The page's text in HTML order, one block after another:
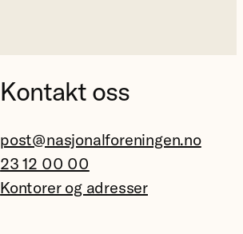
Kontakt oss
post@nasjonalforeningen.no
23 12 00 00
Kontorer og adresser